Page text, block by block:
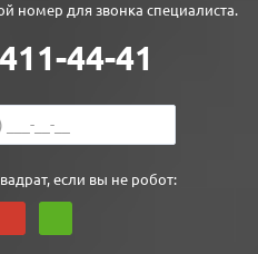
номер для звонка специалиста.
44-41
если вы не робот: